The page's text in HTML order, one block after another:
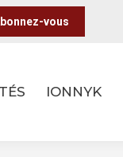
vous
IONNYK